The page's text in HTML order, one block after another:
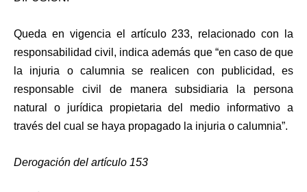
Queda en vigencia el artículo 233, relacionado con la
responsabilidad civil, indica además que “en caso de que
la injuria o calumnia se realicen con publicidad, es
responsable civil de manera subsidiaria la persona
natural o jurídica propietaria del medio informativo a
través del cual se haya propagado la injuria o calumnia”.
Derogación del artículo 153